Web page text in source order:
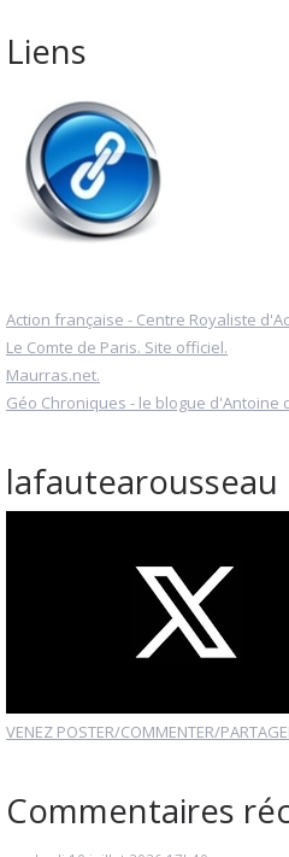
Liens
Action française - Centre Royaliste
Le Comte de Paris. Site officiel.
Maurras.net.
Géo Chroniques - le blogue d'Antoine
lafautearousseau
VENEZ POSTER/COMMENTER/
Commentaires